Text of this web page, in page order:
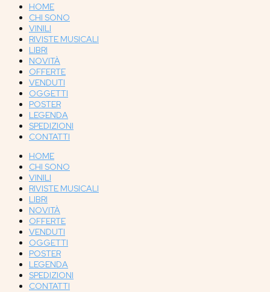
HOME
CHI SONO
VINILI
RIVISTE MUSICALI
LIBRI
NOVITÀ
OFFERTE
VENDUTI
OGGETTI
POSTER
LEGENDA
SPEDIZIONI
CONTATTI
HOME
CHI SONO
VINILI
RIVISTE MUSICALI
LIBRI
NOVITÀ
OFFERTE
VENDUTI
OGGETTI
POSTER
LEGENDA
SPEDIZIONI
CONTATTI